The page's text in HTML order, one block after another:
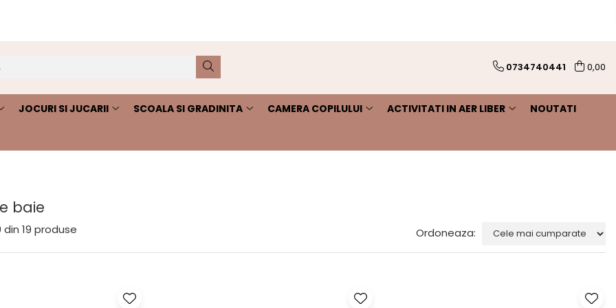
0734740441 0,00
JOCURI SI JUCARII SCOALA SI GRADINITA CAMERA COPILULUI ACTIVITATI IN AER LIBER NOUTATI
baie
din 19 produse Ordoneaza: